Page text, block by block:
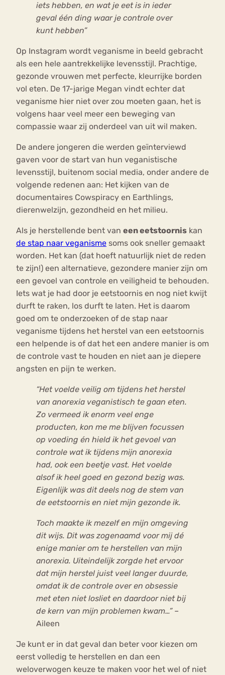
iets hebben, en wat je eet is in ieder
geval één ding waar je controle over
kunt hebben”
Op Instagram wordt veganisme in beeld gebracht
als een hele aantrekkelijke levensstijl. Prachtige,
gezonde vrouwen met perfecte, kleurrijke borden
vol eten. De 17-jarige Megan vindt echter dat
veganisme hier niet over zou moeten gaan, het is
volgens haar veel meer een beweging van
compassie waar zij onderdeel van uit wil maken.
De andere jongeren die werden geïnterviewd
gaven voor de start van hun veganistische
levensstijl, buitenom social media, onder andere de
volgende redenen aan: Het kijken van de
documentaires Cowspiracy en Earthlings,
dierenwelzijn, gezondheid en het milieu.
Als je herstellende bent van een eetstoornis kan
de stap naar veganisme soms ook sneller gemaakt
worden. Het kan (dat hoeft natuurlijk niet de reden
te zijn!) een alternatieve, gezondere manier zijn om
een gevoel van controle en veiligheid te behouden.
Iets wat je had door je eetstoornis en nog niet kwijt
durft te raken, los durft te laten. Het is daarom
goed om te onderzoeken of de stap naar
veganisme tijdens het herstel van een eetstoornis
een helpende is of dat het een andere manier is om
de controle vast te houden en niet aan je diepere
angsten en pijn te werken.
“Het voelde veilig om tijdens het herstel
van anorexia veganistisch te gaan eten.
Zo vermeed ik enorm veel enge
producten, kon me me blijven focussen
op voeding én hield ik het gevoel van
controle wat ik tijdens mijn anorexia
had, ook een beetje vast. Het voelde
alsof ik heel goed en gezond bezig was.
Eigenlijk was dit deels nog de stem van
de eetstoornis en niet mijn gezonde ik.
Toch maakte ik mezelf en mijn omgeving
dit wijs. Dit was zogenaamd voor mij dé
enige manier om te herstellen van mijn
anorexia. Uiteindelijk zorgde het ervoor
dat mijn herstel juist veel langer duurde,
omdat ik de controle over en obsessie
met eten niet losliet en daardoor niet bij
de kern van mijn problemen kwam…”–
Aileen
Je kunt er in dat geval dan beter voor kiezen om
eerst volledig te herstellen en dan een
weloverwogen keuze te maken voor het wel of niet